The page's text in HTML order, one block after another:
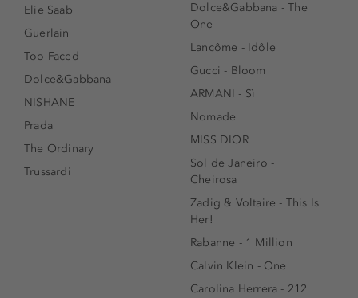
Elie Saab
Guerlain
Too Faced
Dolce&Gabbana
NISHANE
Prada
The Ordinary
Trussardi
Dolce&Gabbana - The
One
Lancôme - Idôle
Gucci - Bloom
ARMANI - Sì
Nomade
MISS DIOR
Sol de Janeiro -
Cheirosa
Zadig & Voltaire - This Is
Her!
Rabanne - 1 Million
Calvin Klein - One
Carolina Herrera - 212